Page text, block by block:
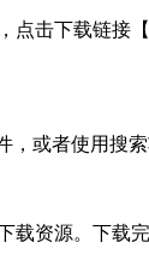
下载链接【
或者使用搜
资源。下载